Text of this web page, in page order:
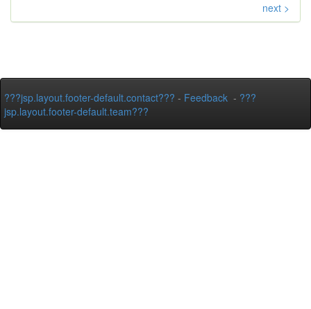
next >
???jsp.layout.footer-default.contact??? - Feedback - ???
jsp.layout.footer-default.team???